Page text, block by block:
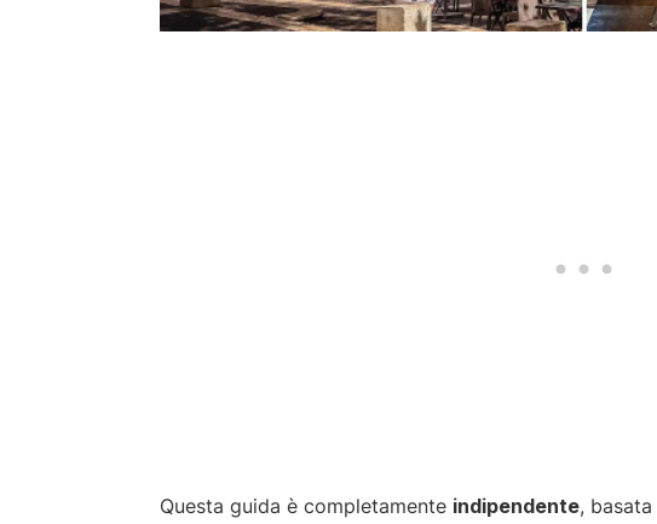
Questa guida è completamente indipendente,